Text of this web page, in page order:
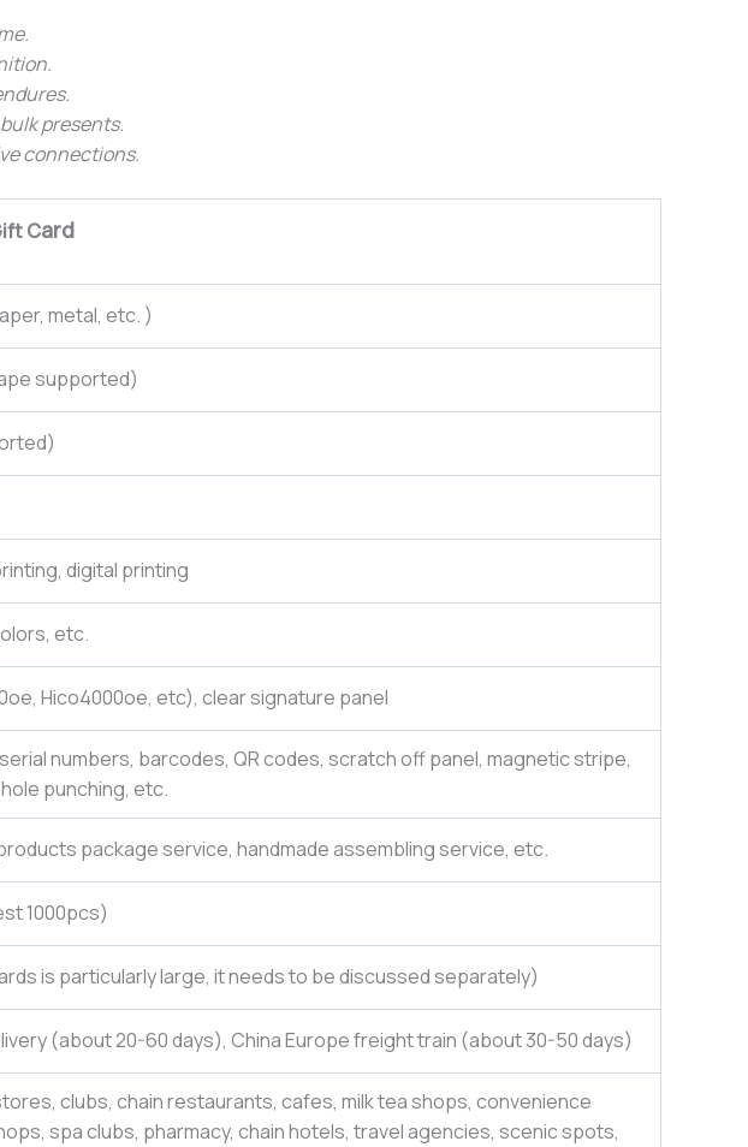
presents.
connections.
Card
metal, etc. )
supported)
digital printing
etc.
Hico4000oe, etc), clear signature panel
numbers, barcodes, QR codes, scratch off panel, magnetic stripe,
punching, etc.
package service, handmade assembling service, etc.
1000pcs)
is particularly large, it needs to be discussed separately)
(about 20-60 days), China Europe freight train (about 30-50 days)
clubs, chain restaurants, cafes, milk tea shops, convenience
spa clubs, pharmacy, chain hotels, travel agencies, scenic spots,